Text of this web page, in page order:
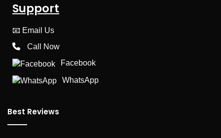
Support
📧 Email Us
Call Now
Facebook
WhatsApp
Best Reviews